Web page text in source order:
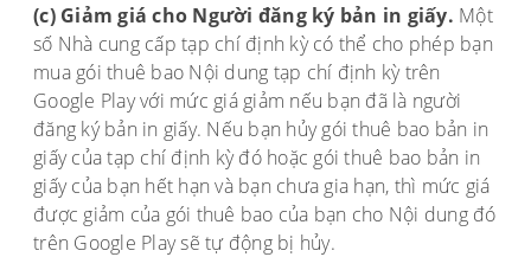
(c) Giảm giá cho Người đăng ký bản in giấy. Một
số Nhà cung cấp tạp chí định kỳ có thể cho phép bạn
mua gói thuê bao Nội dung tạp chí định kỳ trên
Google Play với mức giá giảm nếu bạn đã là người
đăng ký bản in giấy. Nếu bạn hủy gói thuê bao bản in
giấy của tạp chí định kỳ đó hoặc gói thuê bao bản in
giấy của bạn hết hạn và bạn chưa gia hạn, thì mức giá
được giảm của gói thuê bao của bạn cho Nội dung đó
trên Google Play sẽ tự động bị hủy.